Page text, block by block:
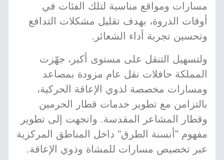
مسارات ومواقع مناسبة لتلك الفئات في
أوقات الذروة، بهدف تقليل مشكلات التدافع
وتحسين تجربة أداء الشعائر.
ولتسهيل التنقل على مستوى أكبر، جهّزت
المملكة حافلات نقل عام مزودة بمصاعد
ومسارات مخصصة لذوي الإعاقة الحركية،
بالتزامن مع تطوير خدمات قطار الحرمين
وقطار المشاعر المقدسة. واتجهت إلى تطوير
مفهوم "أنسنة الطرق" داخل المناطق المركزية
عبر تخصيص مسارات للمشاة وذوي الإعاقة.